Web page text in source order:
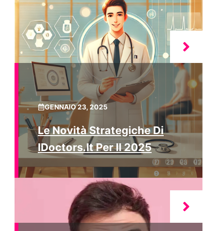
GENNAIO 23, 2025
Le Novità Strategiche Di
IDoctors.it Per Il 2025